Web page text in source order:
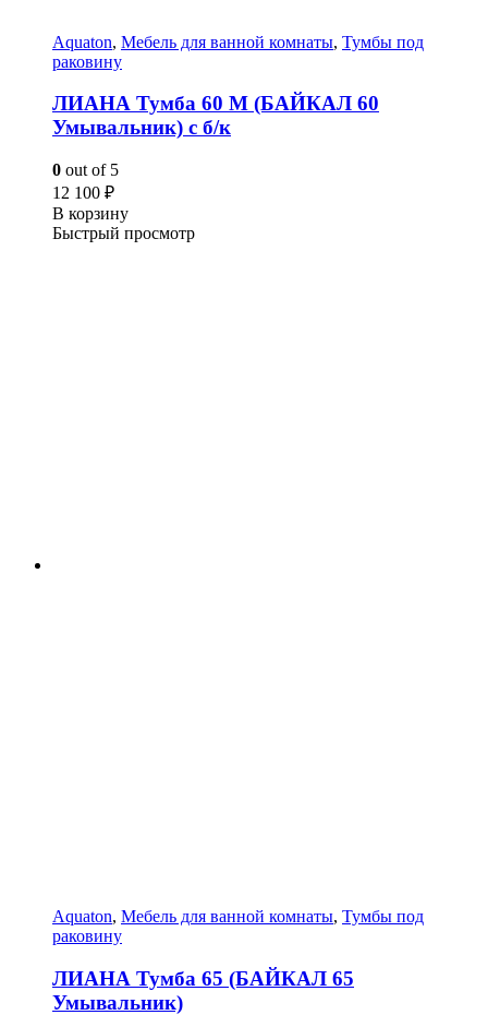
Aquaton, Мебель для ванной комнаты, Тумбы под
раковину
ЛИАНА Тумба 60 M (БАЙКАЛ 60
Умывальник) с б/к
0 out of 5
12 100 ₽
В корзину
Быстрый просмотр
Aquaton, Мебель для ванной комнаты, Тумбы под
раковину
ЛИАНА Тумба 65 (БАЙКАЛ 65
Умывальник)